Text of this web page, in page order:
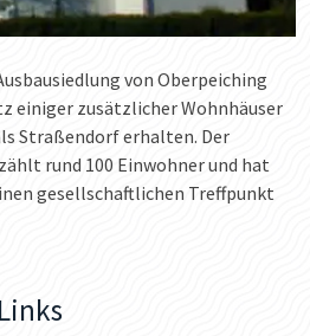
von Oberpeiching
einiger zusätzlicher Wohnhäuser
Straßendorf erhalten. Der
rund 100 Einwohner und hat
gesellschaftlichen Treffpunkt